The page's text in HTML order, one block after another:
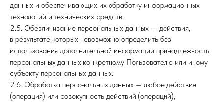
данных и обеспечивающих их обработку информационных
технологий и технических средств.
2.5. Обезличивание персональных данных — действия,
в результате которых невозможно определить без
использования дополнительной информации принадлежность
персональных данных конкретному Пользователю или иному
субъекту персональных данных.
2.6. Обработка персональных данных — любое действие
(операция) или совокупность действий (операций),